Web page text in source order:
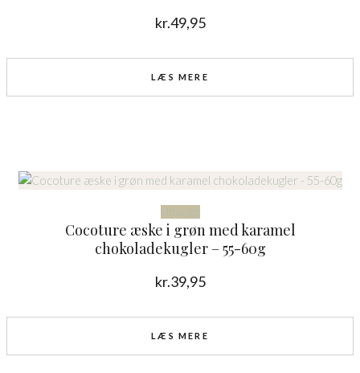
kr.49,95
LÆS MERE
Udsolgt
Cocoture æske i grøn med karamel
chokoladekugler – 55-60g
kr.39,95
LÆS MERE